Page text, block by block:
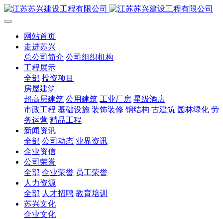
网站首页
走进苏兴
总公司简介 公司组织机构
工程展示
全部 投资项目
房屋建筑
超高层建筑 公用建筑 工业厂房 星级酒店
市政工程 基础设施 装饰装修 钢结构 古建筑 园林绿化 劳
务运营 精品工程
新闻资讯
全部 公司动态 业界资讯
企业资信
公司荣誉
全部 企业荣誉 员工荣誉
人力资源
全部 人才招聘 教育培训
苏兴文化
企业文化